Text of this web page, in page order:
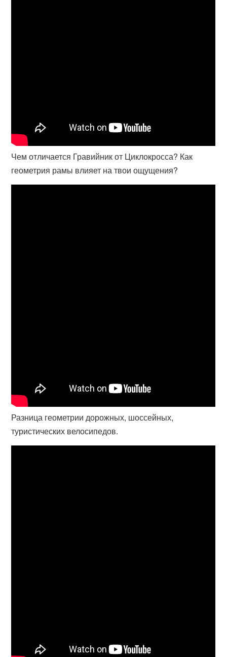
Чем отличается Гравийник от Циклокросса? Как
геометрия рамы влияет на твои ощущения?
Разница геометрии дорожных, шоссейных,
туристических велосипедов.